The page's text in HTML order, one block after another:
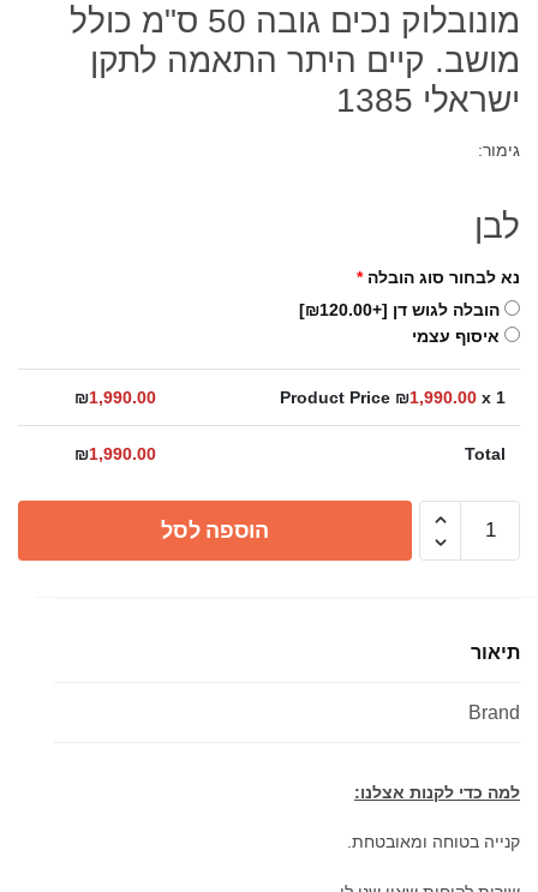
מונובלוק נכים גובה 50 ס"מ כולל
מושב. קיים היתר התאמה לתקן
ישראלי 1385
גימור:
לבן
נא לבחור סוג הובלה *
הובלה לגוש דן [+₪120.00]
איסוף עצמי
Product Price ₪1,990.00 x 1
₪1,990.00
Total
₪1,990.00
חרסה
הוספה לסל
תיאור
Brand
למה כדי לקנות אצלנו:
קנייה בטוחה ומאובטחת.